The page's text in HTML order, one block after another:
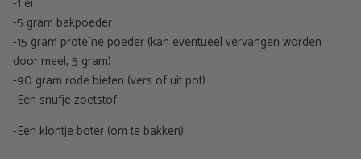
-5 gram bakpoeder
-15 gram proteïne poeder (kan eventueel vervangen worden
door meel, 5 gram)
-90 gram rode bieten (vers of uit pot)
-Een snufje zoetstof.
-Een klontje boter (om te bakken)